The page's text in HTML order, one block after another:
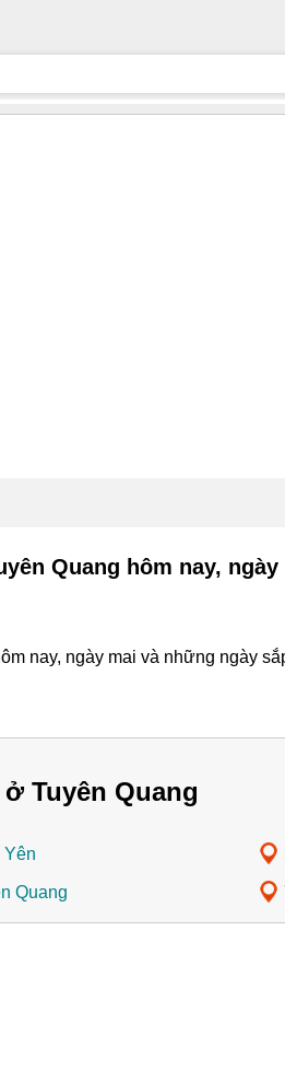
Quang hôm nay,
nay, ngày mai và những ngày
Tuyên Quang
Yên
Quang